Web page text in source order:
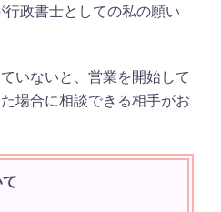
行政書士としての私の願い
いないと、営業を開始して
場合に相談できる相手がお